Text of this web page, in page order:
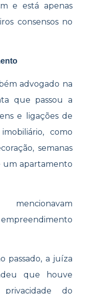
e está apenas
consensos no
advogado na
que passou a
e ligações de
como
semanas
um apartamento
passado, a juíza
que houve
do